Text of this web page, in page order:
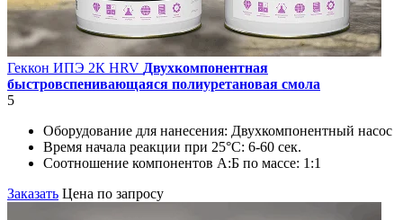
Геккон ИПЭ 2К HRV Двухкомпонентная
быстровспенивающаяся полиуретановая смола
5
Оборудование для нанесения: Двухкомпонентный насос
Время начала реакции при 25°С: 6-60 сек.
Соотношение компонентов А:Б по массе: 1:1
Заказать Цена по запросу